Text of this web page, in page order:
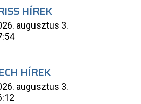
HÍREK
augusztus 3.
HÍREK
augusztus 3.